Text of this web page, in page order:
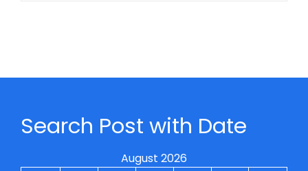
Search Post with Date
August 2026